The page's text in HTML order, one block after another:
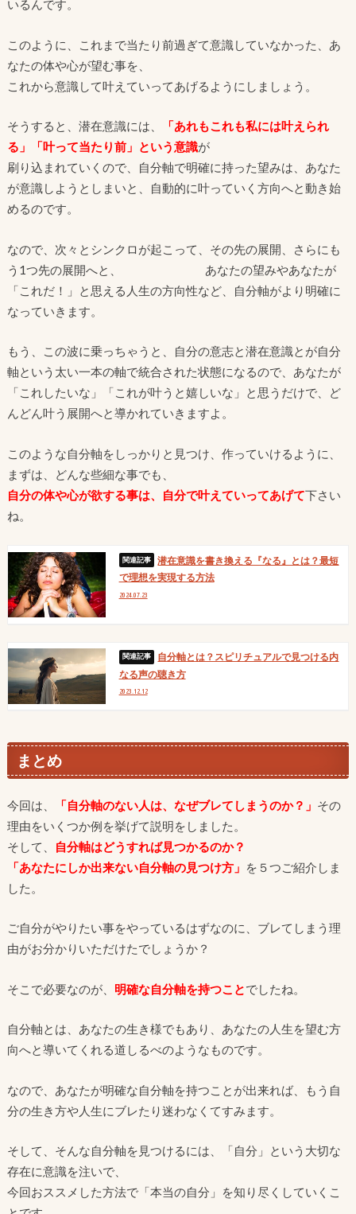
いるんです。
このように、これまで当たり前過ぎて意識していなかった、あ
なたの体や心が望む事を、
これから意識して叶えていってあげるようにしましょう。
そうすると、潜在意識には、
「あれもこれも私には叶えられ
る」「叶って当たり前」という意識が
刷り込まれていくので、自分軸で明確に持った望みは、あなた
が意識しようとしまいと、自動的に叶っていく方向へと動き始
めるのです。
なので、次々とシンクロが起こって、その先の展開、さらにも
う1つ先の展開へと、 あなたの望みやあなたが
「これだ！」と思える人生の方向性など、自分軸がより明確に
なっていきます。
もう、この波に乗っちゃうと、自分の意志と潜在意識とが自分
軸という太い一本の軸で統合された状態になるので、あなたが
「これしたいな」「これが叶うと嬉しいな」と思うだけで、ど
んどん叶う展開へと導かれていきますよ。
このような自分軸をしっかりと見つけ、作っていけるように、
まずは、どんな些細な事でも、
自分の体や心が欲する事は、自分で叶えていってあげて下さい
ね。
潜在意識を書き換える『なる』とは？最短
で理想を実現する方法
2024.07.23
自分軸とは？スピリチュアルで見つける内
なる声の聴き方
2023.12.12
まとめ
今回は、 「自分軸のない人は、なぜブレてしまうのか？」 その
理由をいくつか例を挙げて説明をしました。
そして、
自分軸はどうすれば見つかるのか？
「あなたにしか出来ない自分軸の見つけ方」 を５つご紹介しま
した。
ご自分がやりたい事をやっているはずなのに、ブレてしまう理
由がお分かりいただけたでしょうか？
そこで必要なのが、 明確な自分軸を持つことでしたね。
自分軸とは、あなたの生き様でもあり、あなたの人生を望む方
向へと導いてくれる道しるべのようなものです。
なので、あなたが明確な自分軸を持つことが出来れば、もう自
分の生き方や人生にブレたり迷わなくてすみます。
そして、そんな自分軸を見つけるには、「自分」という大切な
存在に意識を注いで、
今回おススメした方法で「本当の自分」を知り尽くしていくこ